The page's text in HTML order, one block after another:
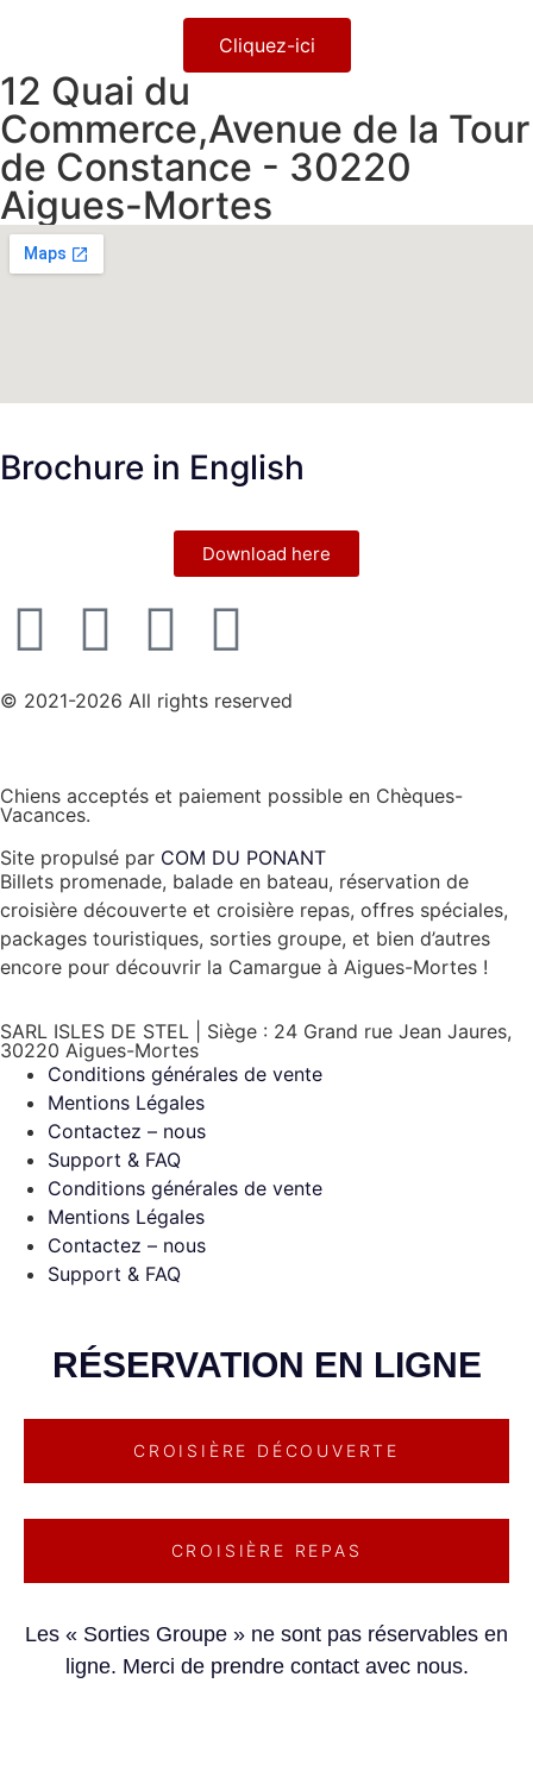
Cliquez-ici
12 Quai du
Commerce,Avenue de la Tour
de Constance - 30220
Aigues-Mortes
Billets promenade, balade en bateau, réservation de
croisière découverte et croisière repas, offres spéciales,
packages touristiques, sorties groupe, et bien d’autres
encore pour découvrir la Camargue à Aigues-Mortes !
SARL ISLES DE STEL | Siège : 24 Grand rue Jean Jaures,
30220 Aigues-Mortes
Brochure in English
Download here
© 2021-2026 All rights reserved
Chiens acceptés et paiement possible en Chèques-
Vacances.
Site propulsé par COM DU PONANT
Conditions générales de vente
Mentions Légales
Contactez – nous
Support & FAQ
Conditions générales de vente
Mentions Légales
Contactez – nous
Support & FAQ
RÉSERVATION EN LIGNE
CROISIÈRE DÉCOUVERTE
CROISIÈRE REPAS
Les « Sorties Groupe » ne sont pas réservables en
ligne. Merci de prendre contact avec nous.